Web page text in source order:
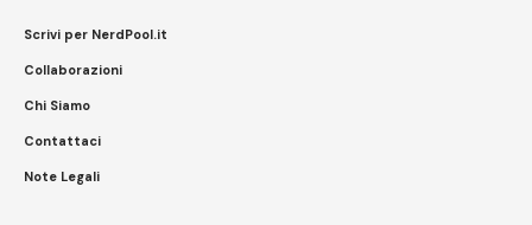
Scrivi per NerdPool.it
Collaborazioni
Chi Siamo
Contattaci
Note Legali